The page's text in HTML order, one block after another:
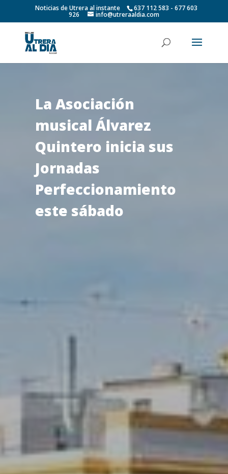
Noticias de Utrera al instante 637 112 583 - 677 603
926 info@utreraaldia.com
La Asociación
musical Álvarez
Quintero inicia sus
Jornadas
Perfeccionamiento
este sábado